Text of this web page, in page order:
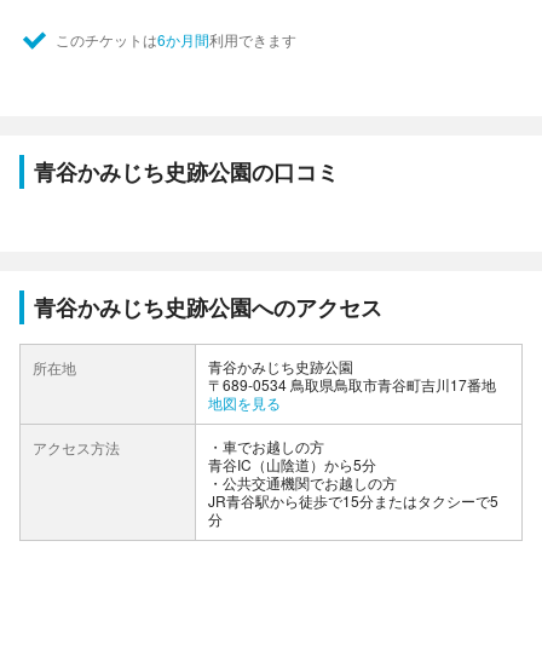
このチケットは6か月間利用できます
青谷かみじち史跡公園の口コミ
青谷かみじち史跡公園へのアクセス
所在地
青谷かみじち史跡公園
〒689-0534 鳥取県鳥取市青谷町吉川17番地
地図を見る
アクセス方法
車でお越しの方
青谷IC（山陰道）から5分
公共交通機関でお越しの方
JR青谷駅から徒歩で15分またはタクシーで5
分